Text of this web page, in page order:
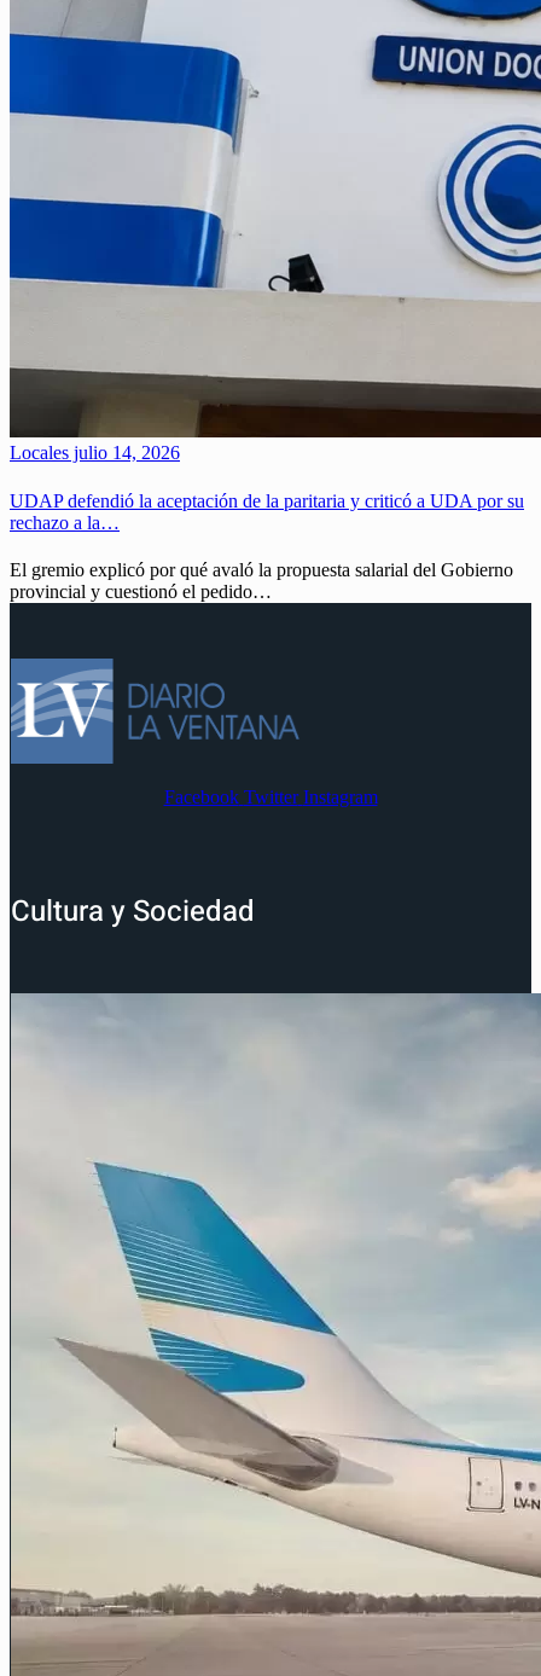
Locales julio 14, 2026
UDAP defendió la aceptación de la paritaria y criticó a UDA por su
rechazo a la…
El gremio explicó por qué avaló la propuesta salarial del Gobierno
provincial y cuestionó el pedido…
Facebook Twitter Instagram
Cultura y Sociedad